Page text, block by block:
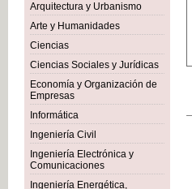
Arquitectura y Urbanismo
Arte y Humanidades
Ciencias
Ciencias Sociales y Jurídicas
Economía y Organización de
Empresas
Informática
Ingeniería Civil
Ingeniería Electrónica y
Comunicaciones
Ingeniería Energética,